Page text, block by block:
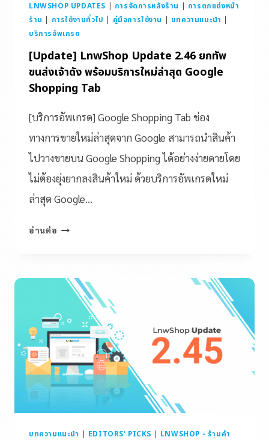
LNWSHOP UPDATES | การจัดการหลังร้าน | การตกแต่งหน้า
ร้าน | การใช้งานทั่วไป | คู่มือการใช้งาน | บทความแนะนำ |
บริการอัพเกรด
[Update] LnwShop Update 2.46 ยกทัพ
ขนส่งเจ้าดัง พร้อมบริการใหม่ล่าสุด Google
Shopping Tab
[บริการอัพเกรด] Google Shopping Tab ช่อง
ทางการขายใหม่ล่าสุดจาก Google สามารถนำสินค้า
ไปวางขายบน Google Shopping ได้อย่างง่ายดายโดย
ไม่ต้องยุ่งยากลงสินค้าใหม่ ด้วยบริการอัพเกรดใหม่
ล่าสุด Google…
อ่านต่อ
บทความแนะนำ | EDITORS' PICKS | LNWSHOP - ร้านค้า